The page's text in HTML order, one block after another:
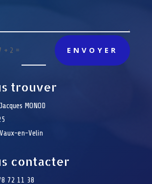
+ 2 = ENVOYER
trouver
MONOD
en-Velin
contacter
72 11 38